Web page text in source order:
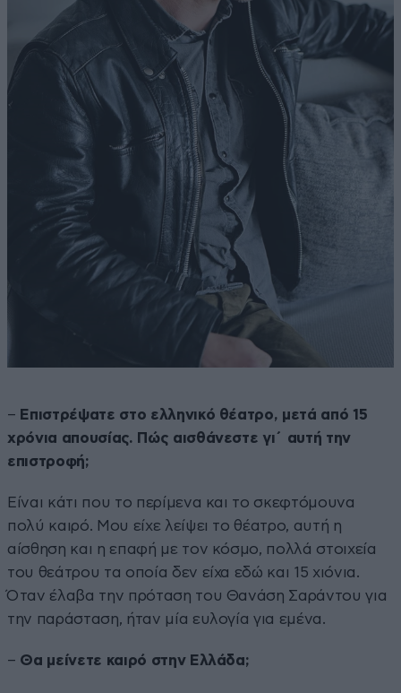
– Επιστρέψατε στο ελληνικό θέατρο, μετά από 15
χρόνια απουσίας. Πώς αισθάνεστε γι΄ αυτή την
επιστροφή;
Είναι κάτι που το περίμενα και το σκεφτόμουνα
πολύ καιρό. Μου είχε λείψει το θέατρο, αυτή η
αίσθηση και η επαφή με τον κόσμο, πολλά στοιχεία
του θεάτρου τα οποία δεν είχα εδώ και 15 χιόνια.
Όταν έλαβα την πρόταση του Θανάση Σαράντου για
την παράσταση, ήταν μία ευλογία για εμένα.
– Θα μείνετε καιρό στην Ελλάδα;